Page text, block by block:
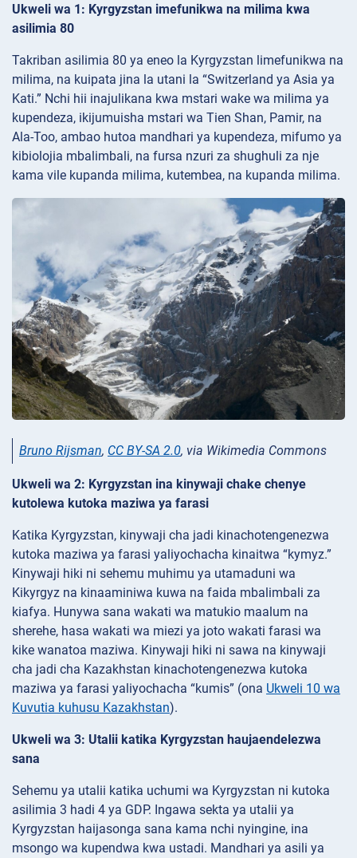
Ukweli wa 1: Kyrgyzstan imefunikwa na milima kwa
asilimia 80
Takriban asilimia 80 ya eneo la Kyrgyzstan limefunikwa na
milima, na kuipata jina la utani la “Switzerland ya Asia ya
Kati.” Nchi hii inajulikana kwa mstari wake wa milima ya
kupendeza, ikijumuisha mstari wa Tien Shan, Pamir, na
Ala-Too, ambao hutoa mandhari ya kupendeza, mifumo ya
kibiolojia mbalimbali, na fursa nzuri za shughuli za nje
kama vile kupanda milima, kutembea, na kupanda milima.
Bruno Rijsman, CC BY-SA 2.0, via Wikimedia Commons
Ukweli wa 2: Kyrgyzstan ina kinywaji chake chenye
kutolewa kutoka maziwa ya farasi
Katika Kyrgyzstan, kinywaji cha jadi kinachotengenezwa
kutoka maziwa ya farasi yaliyochacha kinaitwa “kymyz.”
Kinywaji hiki ni sehemu muhimu ya utamaduni wa
Kikyrgyz na kinaaminiwa kuwa na faida mbalimbali za
kiafya. Hunywa sana wakati wa matukio maalum na
sherehe, hasa wakati wa miezi ya joto wakati farasi wa
kike wanatoa maziwa. Kinywaji hiki ni sawa na kinywaji
cha jadi cha Kazakhstan kinachotengenezwa kutoka
maziwa ya farasi yaliyochacha “kumis” (ona Ukweli 10 wa
Kuvutia kuhusu Kazakhstan).
Ukweli wa 3: Utalii katika Kyrgyzstan haujaendelezwa
sana
Sehemu ya utalii katika uchumi wa Kyrgyzstan ni kutoka
asilimia 3 hadi 4 ya GDP. Ingawa sekta ya utalii ya
Kyrgyzstan haijasonga sana kama nchi nyingine, ina
msongo wa kupendwa kwa ustadi. Mandhari ya asili ya